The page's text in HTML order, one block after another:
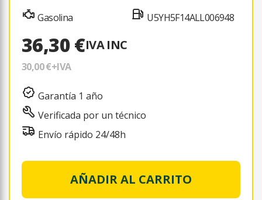
Gasolina U5YH5F14ALL006948
36,30 €IVA INC
30,00 €+IVA
Garantía 1 año
Verificada por un técnico
Envío rápido 24/48h
AÑADIR AL CARRITO